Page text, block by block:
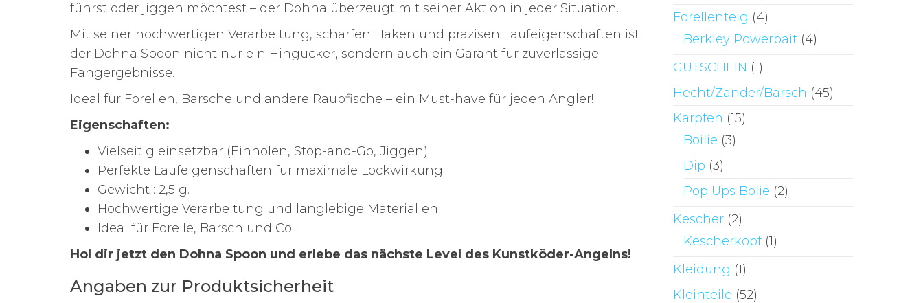
führst oder jiggen möchtest – der Dohna überzeugt mit seiner Aktion in jeder Situation.
Mit seiner hochwertigen Verarbeitung, scharfen Haken und präzisen Laufeigenschaften ist
der Dohna Spoon nicht nur ein Hingucker, sondern auch ein Garant für zuverlässige
Fangergebnisse.
Ideal für Forellen, Barsche und andere Raubfische – ein Must-have für jeden Angler!
Eigenschaften:
Vielseitig einsetzbar (Einholen, Stop-and-Go, Jiggen)
Perfekte Laufeigenschaften für maximale Lockwirkung
Gewicht : 2,5 g.
Hochwertige Verarbeitung und langlebige Materialien
Ideal für Forelle, Barsch und Co.
Hol dir jetzt den Dohna Spoon und erlebe das nächste Level des Kunstköder-Angelns!
Angaben zur Produktsicherheit
Forellenteig (4)
Berkley Powerbait (4)
GUTSCHEIN (1)
Hecht/Zander/Barsch (45)
Karpfen (15)
Boilie (3)
Dip (3)
Pop Ups Bolie (2)
Kescher (2)
Kescherkopf (1)
Kleidung (1)
Kleinteile (52)